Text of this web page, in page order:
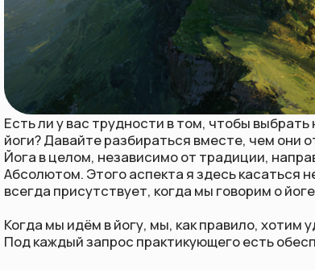
ли у вас трудности в том, чтобы выбрать
Давайте разбираться вместе, чем они
в целом, независимо от традиции, направлена
Этого аспекта я здесь касаться не буду,
присутствует, когда мы говорим о йоге.
мы идём в йогу, мы, как правило, хотим
каждый запрос практикующего есть
вы хотите сконцентрироваться на телесном
вам нужно;
вы поборник бережной, осознанной и
станетйога Айенгара;